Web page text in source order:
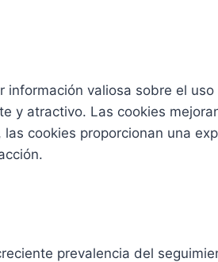
valiosa sobre el
y atractivo. Las cookies
cookies proporcionan una
prevalencia del